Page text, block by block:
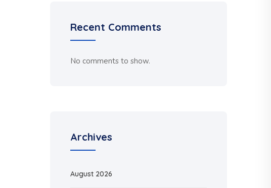
Recent Comments
No comments to show.
Archives
August 2026